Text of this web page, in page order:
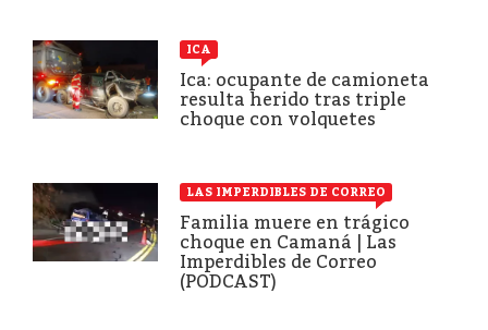
ICA
Ica: ocupante de camioneta
resulta herido tras triple
choque con volquetes
LAS IMPERDIBLES DE CORREO
Familia muere en trágico
choque en Camaná | Las
Imperdibles de Correo
(PODCAST)